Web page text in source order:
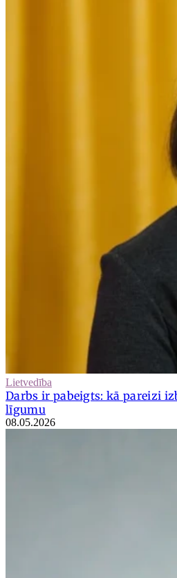
Lietvedība
Darbs ir pabeigts: kā pareizi
līgumu
08.05.2026